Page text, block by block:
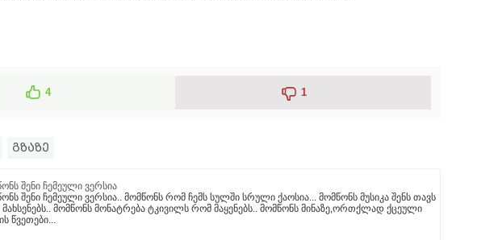
4 1
გზაზე
შენი ჩემეული ვერსია
შენი ჩემეული ვერსია.. მომწონს რომ ჩემს სულში სრული ქაოსია... მომწონს მუსიკა შენს თავს
მომწონს მონატრება ტკივილს რომ მაყენებს.. მომწონს მინაზე,ორთქლად ქცეული
წვეთები...